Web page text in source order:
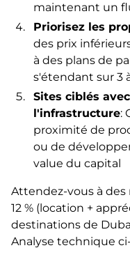
maintenant un
Priorisez les
des prix
à des plans de
s'étendant sur 3
Sites ciblés
l'infrastructure:
proximité de
ou de
value du capital
Attendez-vous à
12 % (location +
destinations de
Analyse technique